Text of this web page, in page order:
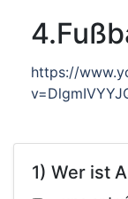
https://
1) Wer ist